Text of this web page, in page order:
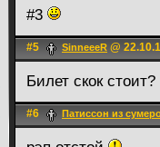
#3
#5 SinneeeR @
Билет скок стоит?
#6 Патиссон из